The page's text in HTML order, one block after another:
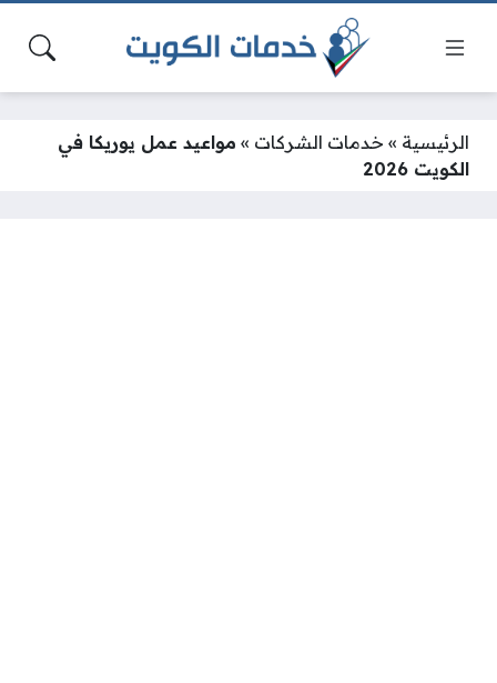
الرئيسية » خدمات الشركات » مواعيد عمل يوريكا في
الكويت 2026